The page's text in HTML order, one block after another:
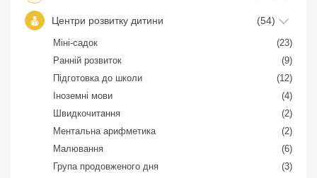
Центри розвитку дитини (54)
Міні-садок
(23)
Ранній розвиток
(9)
Підготовка до школи
(12)
Іноземні мови
(4)
Швидкочитання
(2)
Ментальна арифметика
(2)
Малювання
(6)
Група продовженого дня
(3)